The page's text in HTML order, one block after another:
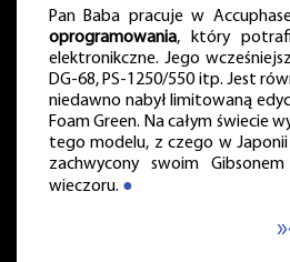
Pan Baba pracuje w
oprogramowania, który
elektronikczne. Jego
DG-68, PS-1250/550 itp. Jest
niedawno nabył limitowaną
Foam Green. Na całym świecie
tego modelu, z czego w
zachwycony swoim
wieczoru. ●